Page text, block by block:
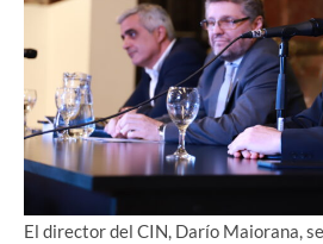
El director del CIN, Darío Maiorana,